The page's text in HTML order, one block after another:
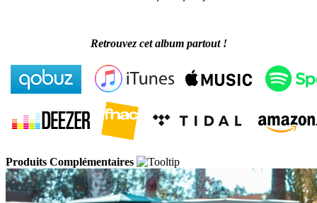
Retrouvez cet album partout !
Produits Complémentaires